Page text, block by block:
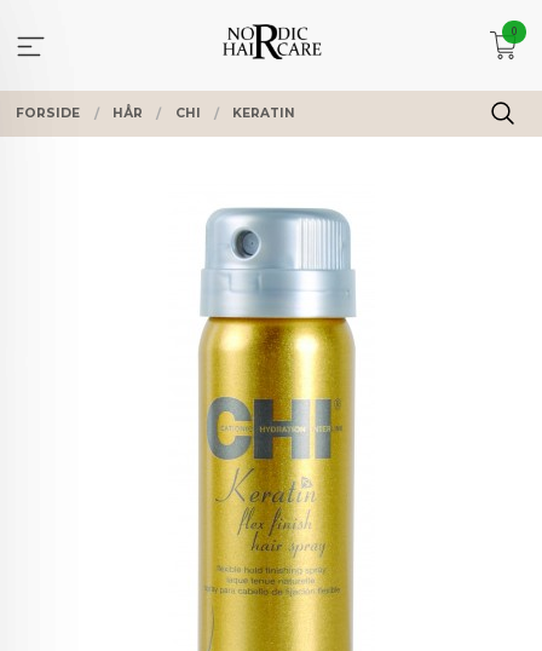
innholdet
0
FORSIDE HÅR CHI KERATIN